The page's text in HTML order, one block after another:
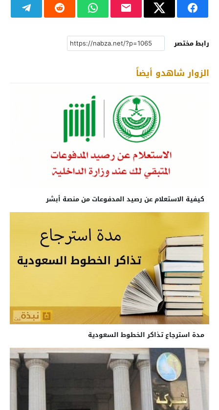
رابط مختصر
الزوار شاهدو أيضاً
كيفية الاستعلام عن رصيد المدفوعات من منصة أبشر
مدة استرجاع تذاكر الخطوط السعودية